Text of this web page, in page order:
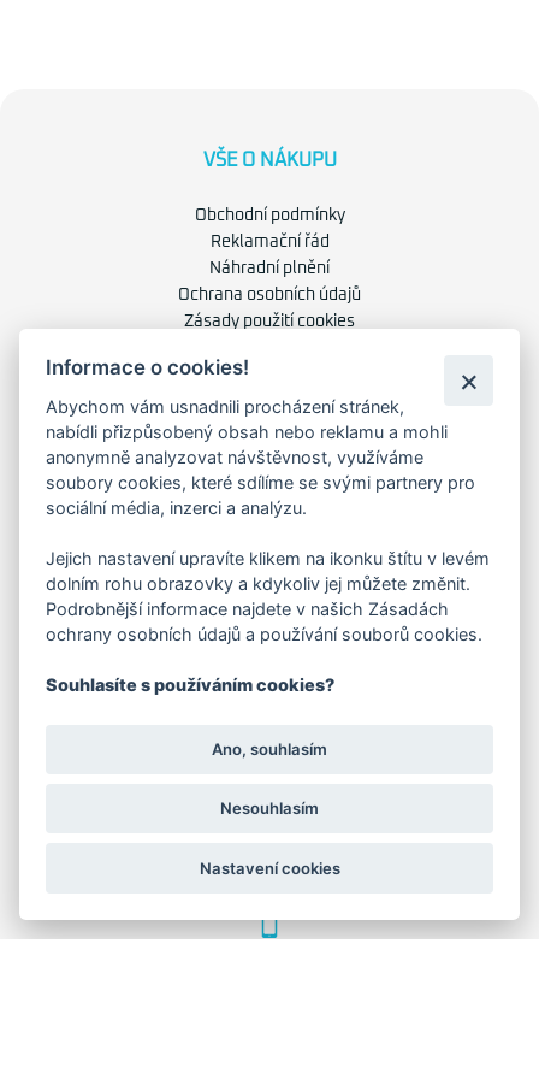
VŠE O NÁKUPU
Obchodní podmínky
Reklamační řád
Náhradní plnění
Ochrana osobních údajů
Zásady použití cookies
O společnosti
Kariéra
Kontakty
FAKTURAČNÍ ADRESA
Družstevní 1394/12
Praha 4 - Nusle, 140 00
KORESP. ADRESA A SKLAD
Informace o cookies!
Abychom vám usnadnili procházení stránek,
nabídli přizpůsobený obsah nebo reklamu a mohli
anonymně analyzovat návštěvnost, využíváme
soubory cookies, které sdílíme se svými partnery pro
sociální média, inzerci a analýzu.
Jejich nastavení upravíte klikem na ikonku štítu v levém
dolním rohu obrazovky a kdykoliv jej můžete změnit.
Podrobnější informace najdete v našich Zásadách
ochrany osobních údajů a používání souborů cookies.
Souhlasíte s používáním cookies?
Ano, souhlasím
Nesouhlasím
Nastavení cookies